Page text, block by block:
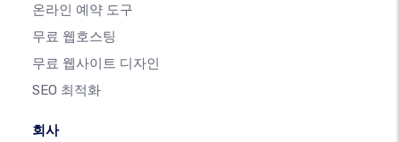
온라인 예약 도구
무료 웹호스팅
무료 웹사이트 디자인
SEO 최적화
회사